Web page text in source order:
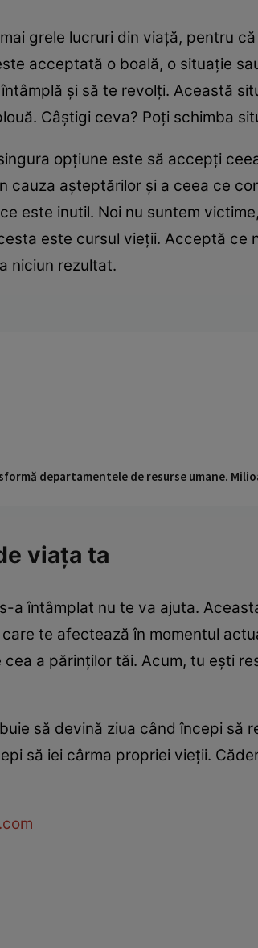
grele lucruri din viaţă, pentru
acceptată o boală, o situaţie
şi să te revolţi. Această
Câştigi ceva? Poţi schimba
opţiune este să accepţi
cauza aşteptărilor şi a ceea ce
este inutil. Noi nu suntem
este cursul vieţii. Acceptă ce
niciun rezultat.
departamentele de resurse umane.
viaţa ta
a întâmplat nu te va ajuta.
te afectează în momentul
a părinţilor tăi. Acum, tu eşti
să devină ziua când începi să
să iei cârma propriei vieţii.